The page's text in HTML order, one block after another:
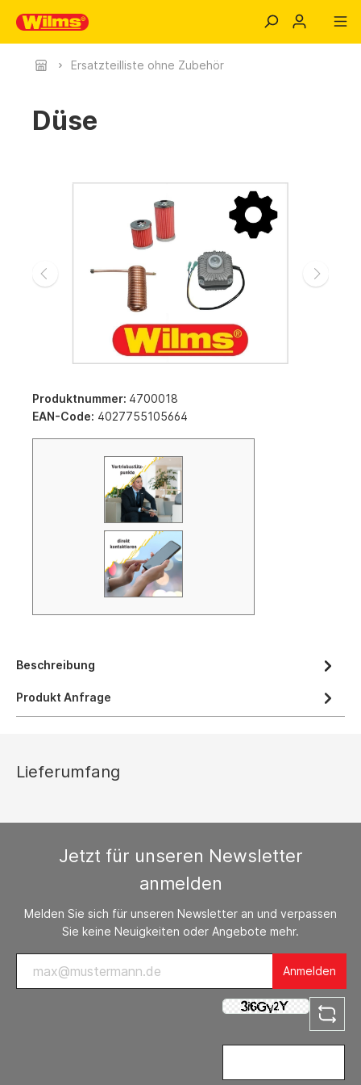
Ersatzteilliste ohne Zubehör
Düse
Produktnummer: 4700018
EAN-Code: 4027755105664
Beschreibung
Produkt Anfrage
Lieferumfang
Jetzt für unseren Newsletter
anmelden
Melden Sie sich für unseren Newsletter an und verpassen
Sie keine Neuigkeiten oder Angebote mehr.
Anmelden